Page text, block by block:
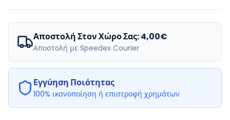
Αποστολή Στον Χώρο Σας:4,00€
Αποστολή με Speedex Courier
Εγγύηση Ποιότητας
100% ικανοποίηση ή επιστροφή χρημάτων